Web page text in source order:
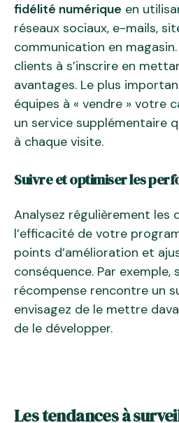
fidélité numérique en
réseaux sociaux, e-mails,
communication en
clients à s’inscrire en
avantages. Le plus
équipes à « vendre » votre
un service supplémentaire
à chaque visite.
Suivre et optimiser les
Analysez régulièrement les
l’efficacité de votre
points d’amélioration et
conséquence. Par exemple,
récompense rencontre un
envisagez de le mettre
de le développer.
Les tendances à